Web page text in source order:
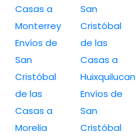
Casas a
Monterrey
Envíos de
San
Cristóbal
de las
Casas a
Morelia
San
Cristóbal
de las
Casas a
Huixquilucan
Envíos de
San
Cristóbal